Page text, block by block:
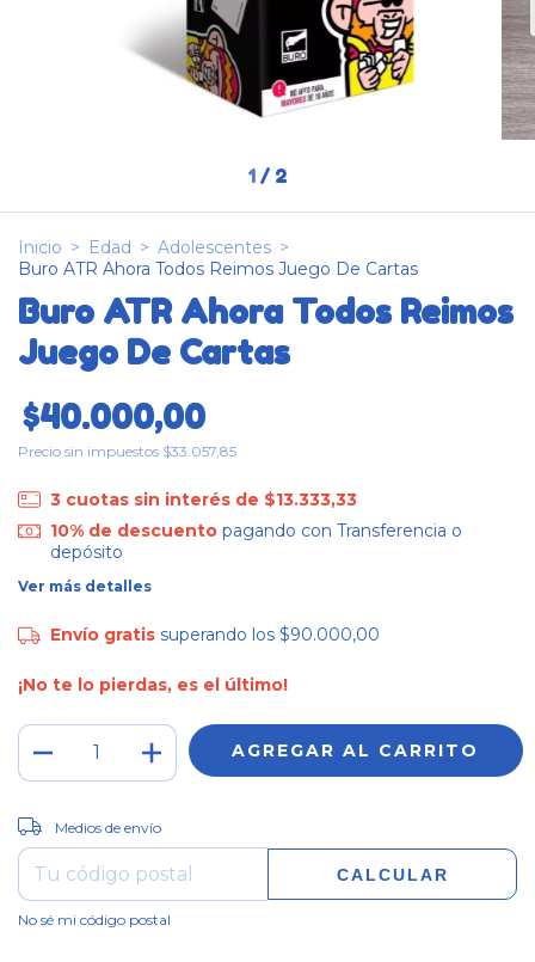
1 / 2
Inicio > Edad > Adolescentes >
Buro ATR Ahora Todos Reimos Juego De Cartas
Buro ATR Ahora Todos Reimos
Juego De Cartas
$40.000,00
Precio sin impuestos $33.057,85
3 cuotas sin interés de $13.333,33
10% de descuentopagando con Transferencia o
depósito
Ver más detalles
Envío gratis superando los $90.000,00
¡No te lo pierdas, es el último!
Entregas para el CP:
Medios de envío
CALCULAR
No sé mi código postal